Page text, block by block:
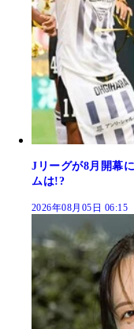
Jリーグが8月開幕
ムは!?
2026年08月05日 06:15